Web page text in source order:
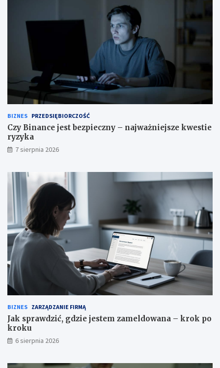
BIZNES PRZEDSIĘBIORCZOŚĆ
Czy Binance jest bezpieczny – najważniejsze kwestie
ryzyka
7 sierpnia 2026
BIZNES ZARZĄDZANIE FIRMĄ
Jak sprawdzić, gdzie jestem zameldowana – krok po
kroku
6 sierpnia 2026